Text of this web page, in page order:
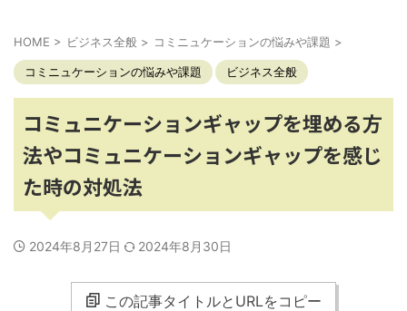
HOME > ビジネス全般 > コミニュケーションの悩みや課題 >
コミニュケーションの悩みや課題 ビジネス全般
コミュニケーションギャップを埋める方
法やコミュニケーションギャップを感じ
た時の対処法
2024年8月27日 2024年8月30日
この記事タイトルとURLをコピー